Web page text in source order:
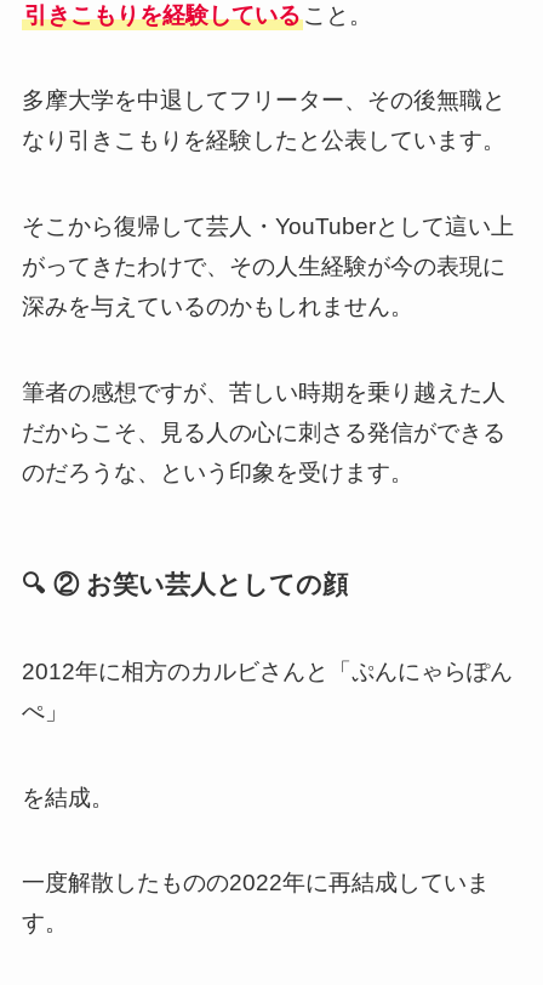
引きこもりを経験していること。
多摩大学を中退してフリーター、その後無職と
なり引きこもりを経験したと公表しています。
そこから復帰して芸人・YouTuberとして這い上
がってきたわけで、その人生経験が今の表現に
深みを与えているのかもしれません。
筆者の感想ですが、苦しい時期を乗り越えた人
だからこそ、見る人の心に刺さる発信ができる
のだろうな、という印象を受けます。
🔍 ② お笑い芸人としての顔
2012年に相方のカルビさんと「ぷんにゃらぽん
ぺ」
を結成。
一度解散したものの2022年に再結成していま
す。